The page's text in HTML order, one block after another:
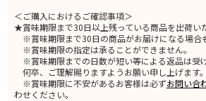
＜ご購入におけるご確認事項＞
★賞味期限まで30日以上残っている商品を出荷い
※賞味期限まで30日の商品がお届けになる場合
※賞味期限の指定は承ることができません。
※賞味期限までの日数が短い等による返品は受け
何卒、ご理解賜りますようお願い申し上げます。
※賞味期限に不安があるお客様は必ずお問い合
わせください。